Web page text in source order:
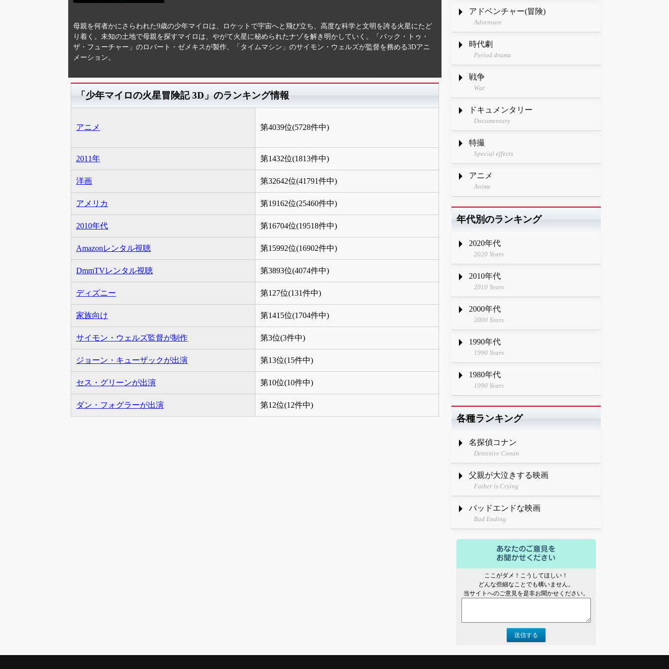
母親を何者かにさらわれた9歳の少年マイロは、ロケットで宇宙へと飛び立ち、高度な科学と文明を誇る火星にたど
り着く。未知の土地で母親を探すマイロは、やがて火星に秘められたナゾを解き明かしていく。「バック・トゥ・
ザ・フューチャー」のロバート・ゼメキスが製作、「タイムマシン」のサイモン・ウェルズが監督を務める3Dアニ
メーション。
「少年マイロの火星冒険記 3D」のランキング情報
アニメ 第4039位(5728件中)
2011年 第1432位(1813件中)
洋画 第32642位(41791件中)
アメリカ 第19162位(25460件中)
2010年代 第16704位(19518件中)
Amazonレンタル視聴 第15992位(16902件中)
DmmTVレンタル視聴 第3893位(4074件中)
ディズニー 第127位(131件中)
家族向け 第1415位(1704件中)
サイモン・ウェルズ監督が制作 第3位(3件中)
ジョーン・キューザックが出演 第13位(15件中)
セス・グリーンが出演 第10位(10件中)
ダン・フォグラーが出演 第12位(12件中)
アドベンチャー(冒険)
Adventure
時代劇
Period drama
戦争
War
ドキュメンタリー
Documentary
特撮
Special effects
アニメ
Anime
年代別のランキング
2020年代
2020 Years
2010年代
2010 Years
2000年代
2000 Years
1990年代
1990 Years
1980年代
1990 Years
各種ランキング
名探偵コナン
Detective Conan
父親が大泣きする映画
Father is Crying
バッドエンドな映画
Bad Ending
ここがダメ！こうしてほしい！
どんな些細なことでも構いません。
当サイトへのご意見を是非お聞かせください。
送信する